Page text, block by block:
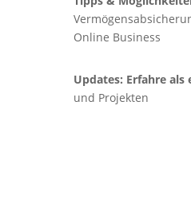
Online Business
Updates: Erfahre als
und Projekten